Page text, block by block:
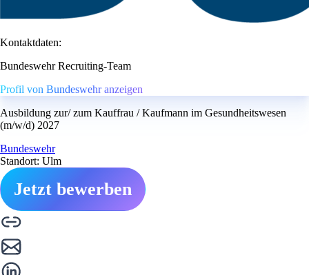
Kontaktdaten:
Bundeswehr Recruiting-Team
Profil von Bundeswehr anzeigen
Ausbildung zur/ zum Kauffrau / Kaufmann im Gesundheitswesen
(m/w/d) 2027
Bundeswehr
Standort: Ulm
Jetzt bewerben